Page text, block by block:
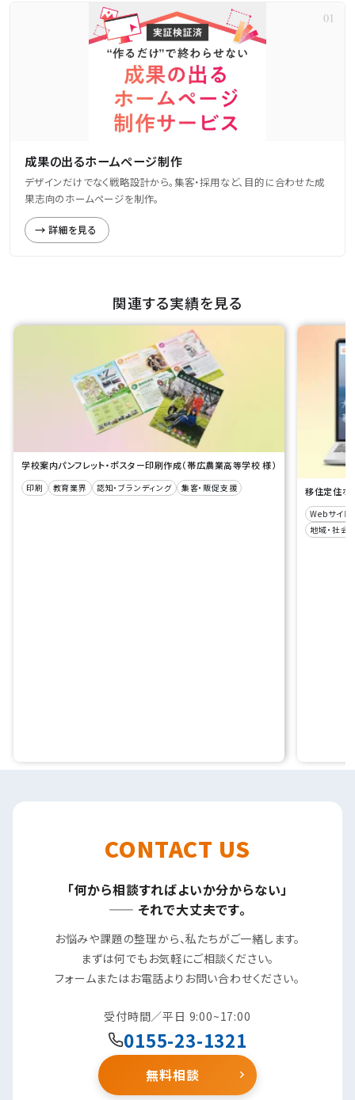
成果の出るホームページ制作
デザインだけでなく戦略設計から。集客・採用など、目的に合わせた成
果志向のホームページを制作。
詳細を見る
関連する実績を見る
学校案内パンフレット・ポスター印刷作成（帯広農業高等学校 様）
印刷 教育業界 認知・ブランディング 集客・販促支援 移住定住ポ
Webサイト
地域・社会
CONTACT US
「何から相談すればよいか分からない」
—— それで大丈夫です。
お悩みや課題の整理から、私たちがご一緒します。
まずは何でもお気軽にご相談ください。
フォームまたはお電話よりお問い合わせください。
受付時間／平日 9:00~17:00
0155-23-1321
無料相談